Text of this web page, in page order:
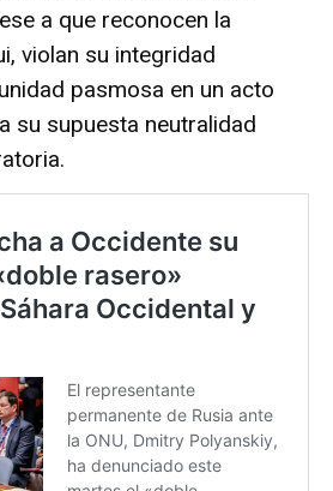
a que reconocen la
violan su integridad
pasmosa en un acto
su supuesta neutralidad